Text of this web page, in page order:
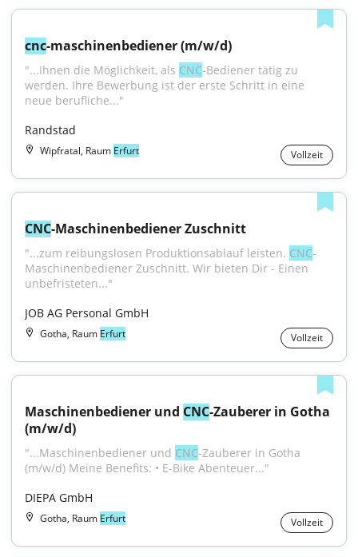
cnc-maschinenbediener (m/w/d)
"...Ihnen die Möglichkeit, als CNC-Bediener tätig zu
werden. Ihre Bewerbung ist der erste Schritt in eine
neue berufliche..."
Randstad
Wipfratal, Raum Erfurt Vollzeit
CNC-Maschinenbediener Zuschnitt
"...zum reibungslosen Produktionsablauf leisten. CNC-
Maschinenbediener Zuschnitt. Wir bieten Dir - Einen
unbefristeten..."
JOB AG Personal GmbH
Gotha, Raum Erfurt Vollzeit
Maschinenbediener und CNC-Zauberer in Gotha
(m/w/d)
"...Maschinenbediener und CNC-Zauberer in Gotha
(m/w/d) Meine Benefits: • E-Bike Abenteuer..."
DIEPA GmbH
Gotha, Raum Erfurt Vollzeit